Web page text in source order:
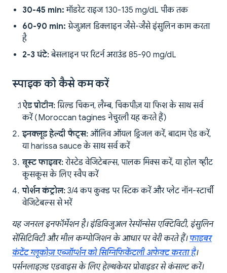
30-45 min: मॉडरेट राइज 130-135 mg/dL पीक तक
60-90 min: ग्रेजुअल डिक्लाइन जैसे-जैसे इंसुलिन काम करता
है
2-3 घंटे:बेसलाइन पर रिटर्न अराउंड 85-90 mg/dL
स्पाइक को कैसे कम करें
ऐड प्रोटीन: ग्रिल्ड चिकन, लैम्ब, चिकपीज़ या फिश के साथ सर्व
करें (Moroccan tagines नेचुरली यह करते हैं)
इनक्लूड हेल्दी फैट्स: ऑलिव ऑयल ड्रिजल करें, बादाम ऐड करें,
या harissa sauce के साथ सर्व करें
बूस्ट फाइबर:रोस्टेड वेजिटेबल्स, पालक मिक्स करें, या होल व्हीट
कूसकूस के लिए स्वैप करें
पोर्शन कंट्रोल: 3/4 कप कुक्ड पर स्टिक करें और प्लेट नॉन-स्टार्ची
वेजिटेबल्स से भरें
यह जनरल इनफॉर्मेशन है। इंडिविजुअल रेस्पॉन्सेस एक्टिविटी, इंसुलिन
सेंसिटिविटी और मील कम्पोजिशन के आधार पर वेरी करते हैं।फाइबर
कंटेंट ग्लूकोज़ एब्जॉर्प्शन को सिग्निफिकेंटली अफेक्ट करता है।
पर्सनलाइज़्ड एडवाइस के लिए हेल्थकेयर प्रोवाइडर से कंसल्ट करें।